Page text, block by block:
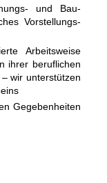
und Bau­
Vorstellungs­
Arbeitsweise
ihrer beruflichen
wir unterstützen
Gegebenheiten